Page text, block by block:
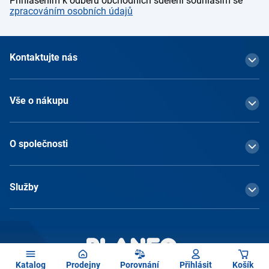
Katalog Prodejny Porovnání Přihlásit Košík
zpracováním osobních údajů
Kontaktujte nás
Vše o nákupu
O společnosti
Služby